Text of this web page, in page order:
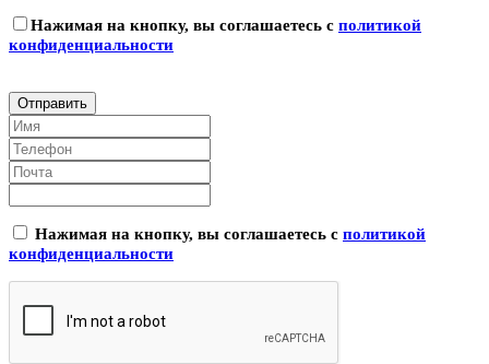
Нажимая на кнопку, вы соглашаетесь с политикой
конфиденциальности
Нажимая на кнопку, вы соглашаетесь с политикой
конфиденциальности